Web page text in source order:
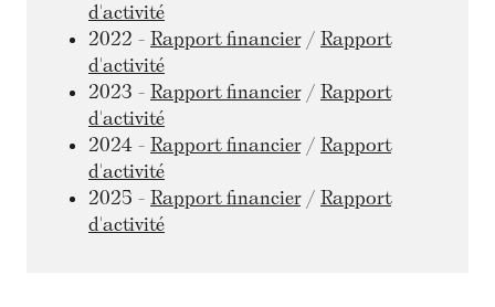
d'activité
2022 - Rapport financier/ Rapport
d'activité
2023 - Rapport financier/ Rapport
d'activité
2024 - Rapport financier/ Rapport
d'activité
2025 - Rapport financier/ Rapport
d'activité